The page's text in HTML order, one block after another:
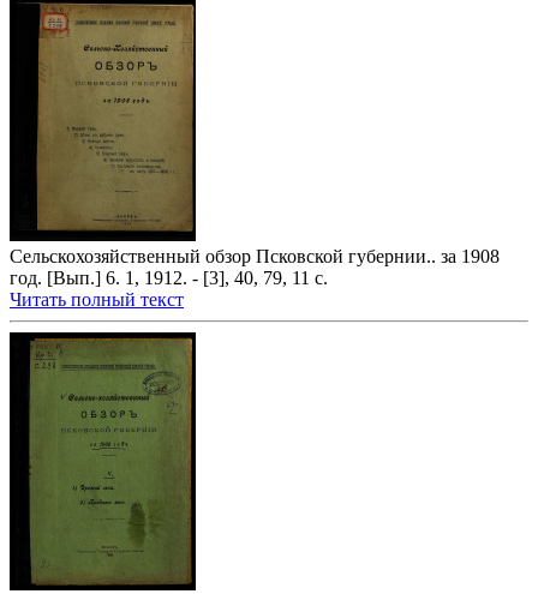
Сельскохозяйственный обзор Псковской губернии.. за 1908
год. [Вып.] 6. 1, 1912. - [3], 40, 79, 11 с.
Читать полный текст